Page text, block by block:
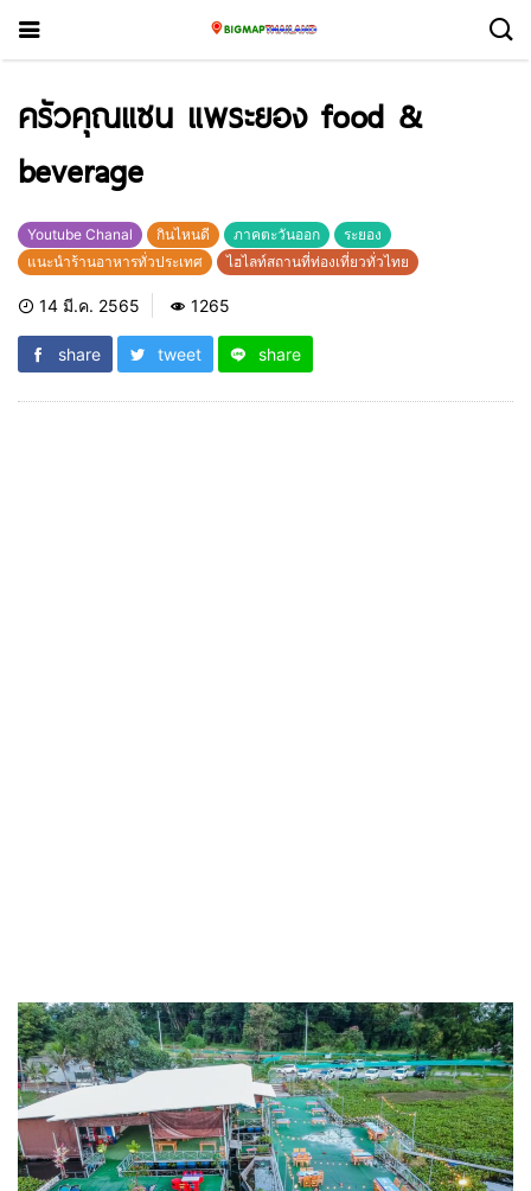
ครัวคุณแซน แพระยอง food &
beverage
Youtube Chanal กินไหนดี ภาคตะวันออก
ระยอง
แนะนำร้านอาหารทั่วประเทศ
ไฮไลท์สถานที่ท่องเที่ยวทั่วไทย
14 มี.ค. 2565 1265
share tweet share